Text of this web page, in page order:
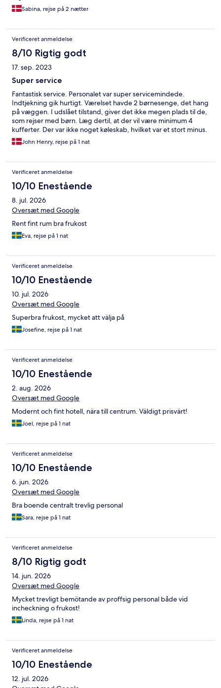
Sabina, rejse på 2 nætter
Verificeret anmeldelse
8/10 Rigtig godt
17. sep. 2023
Super service
Fantastisk service. Personalet var super servicemindede.
Indtjekning gik hurtigt. Værelset havde 2 børnesenge, det hang
på væggen. I udslået tilstand, giver det ikke megen plads til de,
som rejser med børn. Læg dertil, at der vil være minimum 4
kufferter. Der var ikke noget køleskab, hvilket var et stort minus.
Det et første gang, at det er oplevet, der ikke var et på et
hotelværelse. Til 2 personer var værelset dog ok.
John Henry, rejse på 1 nat
Verificeret anmeldelse
10/10 Enestående
8. jul. 2026
Oversæt med Google
Rent fint rum bra frukost
Eva, rejse på 1 nat
Verificeret anmeldelse
10/10 Enestående
10. jul. 2026
Oversæt med Google
Superbra frukost, mycket att välja på
Josefine, rejse på 1 nat
Verificeret anmeldelse
10/10 Enestående
2. aug. 2026
Oversæt med Google
Modernt och fint hotell, nära till centrum. Väldigt prisvärt!
Joel, rejse på 1 nat
Verificeret anmeldelse
10/10 Enestående
6. jun. 2026
Oversæt med Google
Bra boende centralt trevlig personal
Sara, rejse på 1 nat
Verificeret anmeldelse
8/10 Rigtig godt
14. jun. 2026
Oversæt med Google
Mycket trevligt bemötande av proffsig personal både vid
incheckning o frukost!
Linda, rejse på 1 nat
Verificeret anmeldelse
10/10 Enestående
12. jul. 2026